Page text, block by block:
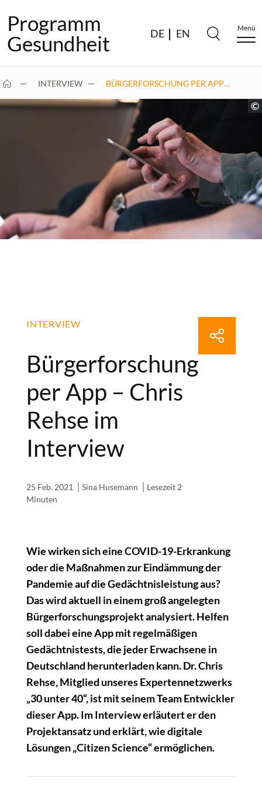
Programm
Gesundheit
DE EN Menü
INTERVIEW BÜRGERFORSCHUNG PER APP…
INTERVIEW
Bürgerforschung
per App – Chris
Rehse im
Interview
25 Feb. 2021 Sina Husemann
Lesezeit 2
Minuten
Wie wirken sich eine COVID-19-Erkrankung
oder die Maßnahmen zur Eindämmung der
Pandemie auf die Gedächtnisleistung aus?
Das wird aktuell in einem groß angelegten
Bürgerforschungsprojekt analysiert. Helfen
soll dabei eine App mit regelmäßigen
Gedächtnistests, die jeder Erwachsene in
Deutschland herunterladen kann. Dr. Chris
Rehse, Mitglied unseres Expertennetzwerks
„30 unter 40“, ist mit seinem Team Entwickler
dieser App. Im Interview erläutert er den
Projektansatz und erklärt, wie digitale
Lösungen „Citizen Science“ ermöglichen.